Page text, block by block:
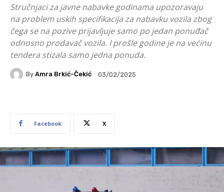
Stručnjaci za javne nabavke godinama upozoravaju
na problem uskih specifikacija za nabavku vozila zbog
čega se na pozive prijavljuje samo po jedan ponuđač
odnosno prodavač vozila. I prošle godine je na većinu
tendera stizala samo jedna ponuda.
By Amra Brkić-Čekić 03/02/2025
Facebook X